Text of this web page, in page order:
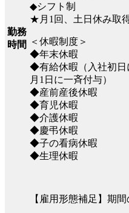
勤務
時間
◆シフト制
★月1回、土日休み取
＜休暇制度＞
◆年末休暇
◆有給休暇（入社初日
月1日に一斉付与）
◆産前産後休暇
◆育児休暇
◆介護休暇
◆慶弔休暇
◆子の看病休暇
◆生理休暇
【雇用形態補足】期